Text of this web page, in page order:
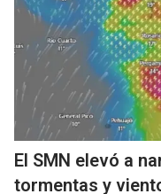
El SMN elevó a
tormentas y